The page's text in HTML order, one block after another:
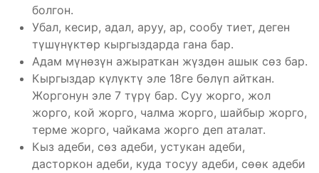
болгон.
Убал, кесир, адал, аруу, ар, сообу тиет, деген
түшүнүктөр кыргыздарда гана бар.
Адам мүнөзүн ажыраткан жүздөн ашык сөз бар.
Кыргыздар күлүктү эле 18ге бөлүп айткан.
Жоргонун эле 7 түрү бар. Суу жорго, жол
жорго, кой жорго, чалма жорго, шайбыр жорго,
терме жорго, чайкама жорго деп аталат.
Кыз адеби, сөз адеби, устукан адеби,
дасторкон адеби, куда тосуу адеби, сөөк адеби